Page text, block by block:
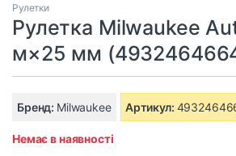
Рулетки
Рулетка Milwaukee
м×25 мм
Бренд: Milwaukee Артикул:
Немає в наявності